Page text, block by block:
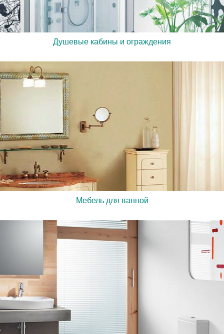
Душевые кабины и ограждения
Мебель для ванной